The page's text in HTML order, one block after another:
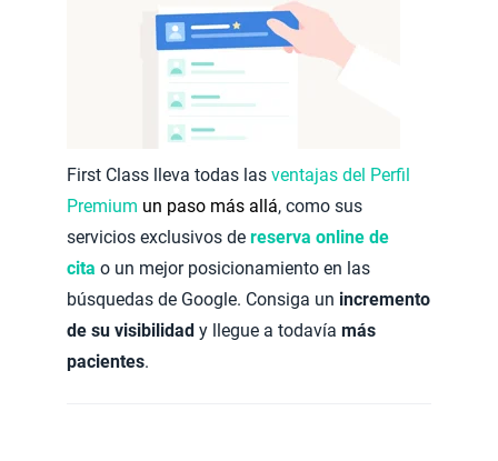
First Class lleva todas las ventajas del Perfil
Premium un paso más allá, como sus
servicios exclusivos de reserva online de
cita o un mejor posicionamiento en las
búsquedas de Google. Consiga un incremento
de su visibilidad y llegue a todavía más
pacientes.